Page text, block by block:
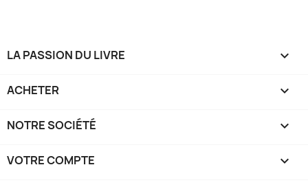
LA PASSION DU LIVRE 
ACHETER 
NOTRE SOCIÉTÉ 
VOTRE COMPTE 